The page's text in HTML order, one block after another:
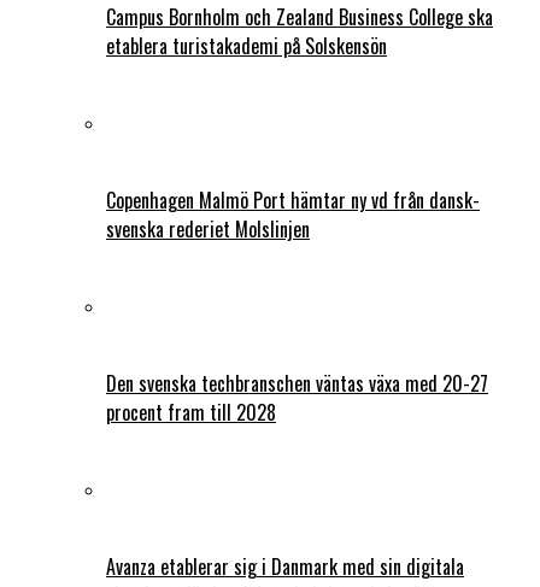
Campus Bornholm och Zealand Business College ska
etablera turistakademi på Solskensön
Copenhagen Malmö Port hämtar ny vd från dansk-
svenska rederiet Molslinjen
Den svenska techbranschen väntas växa med 20-27
procent fram till 2028
Avanza etablerar sig i Danmark med sin digitala